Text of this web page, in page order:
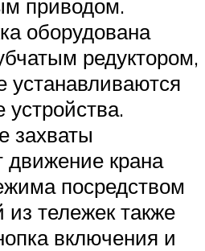
приводом.
оборудована
редуктором,
устанавливаются
устройства.
захваты
крана
посредством
тележек также
включения и